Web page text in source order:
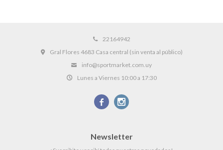
22164942
Gral Flores 4683 Casa central (sin venta al público)
info@sportmarket.com.uy
Lunes a Viernes 10:00 a 17:30
 
Newsletter